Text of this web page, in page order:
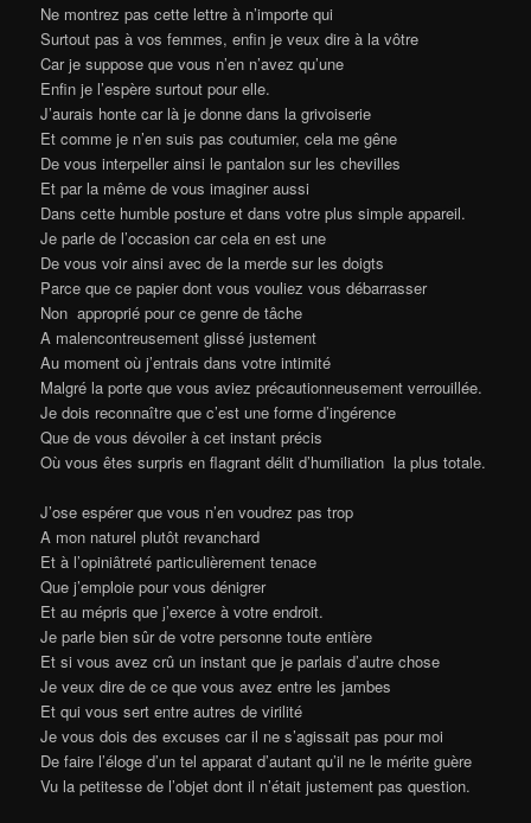
Ne montrez pas cette lettre à n’importe qui
Surtout pas à vos femmes, enfin je veux dire à la vôtre
Car je suppose que vous n’en n’avez qu’une
Enfin je l’espère surtout pour elle.
J’aurais honte car là je donne dans la grivoiserie
Et comme je n’en suis pas coutumier, cela me gêne
De vous interpeller ainsi le pantalon sur les chevilles
Et par la même de vous imaginer aussi
Dans cette humble posture et dans votre plus simple appareil.
Je parle de l’occasion car cela en est une
De vous voir ainsi avec de la merde sur les doigts
Parce que ce papier dont vous vouliez vous débarrasser
Non approprié pour ce genre de tâche
A malencontreusement glissé justement
Au moment où j’entrais dans votre intimité
Malgré la porte que vous aviez précautionneusement verrouillée.
Je dois reconnaître que c’est une forme d’ingérence
Que de vous dévoiler à cet instant précis
Où vous êtes surpris en flagrant délit d’humiliation la plus totale.
J’ose espérer que vous n’en voudrez pas trop
A mon naturel plutôt revanchard
Et à l’opiniâtreté particulièrement tenace
Que j’emploie pour vous dénigrer
Et au mépris que j’exerce à votre endroit.
Je parle bien sûr de votre personne toute entière
Et si vous avez crû un instant que je parlais d’autre chose
Je veux dire de ce que vous avez entre les jambes
Et qui vous sert entre autres de virilité
Je vous dois des excuses car il ne s’agissait pas pour moi
De faire l’éloge d’un tel apparat d’autant qu’il ne le mérite guère
Vu la petitesse de l’objet dont il n’était justement pas question.